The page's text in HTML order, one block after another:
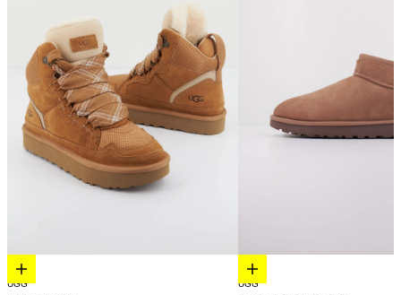
Elige opciones
UGG
Elige opciones
UGG